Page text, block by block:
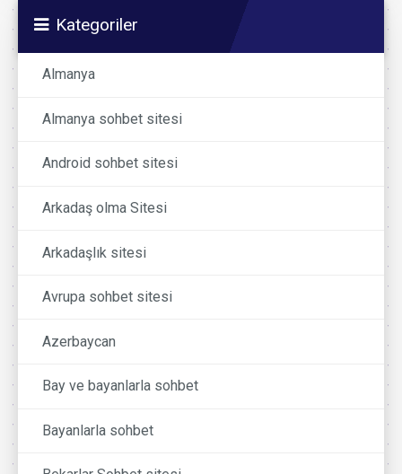
Kategoriler
Almanya
Almanya sohbet sitesi
Android sohbet sitesi
Arkadaş olma Sitesi
Arkadaşlık sitesi
Avrupa sohbet sitesi
Azerbaycan
Bay ve bayanlarla sohbet
Bayanlarla sohbet